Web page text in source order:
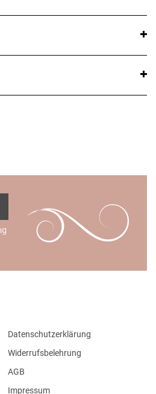
Datenschutzerklärung
Widerrufsbelehrung
AGB
Impressum